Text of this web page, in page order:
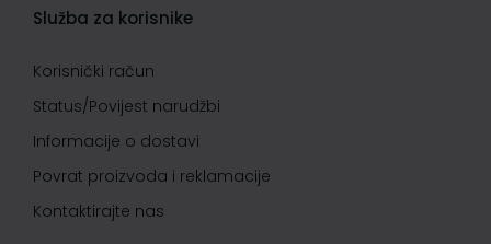
Služba za korisnike
Korisnički račun
Status/Povijest narudžbi
Informacije o dostavi
Povrat proizvoda i reklamacije
Kontaktirajte nas